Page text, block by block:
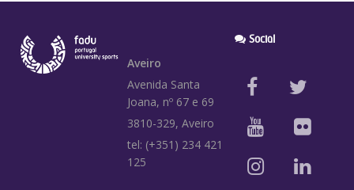
Aveiro
Avenida Santa
Joana, nº 67 e 69
3810-329, Aveiro
tel: (+351) 234 421
125
Social